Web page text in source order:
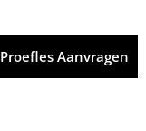
Proefles Aanvragen